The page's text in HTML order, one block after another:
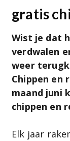
gratis
Wist je dat
verdwalen
weer
Chippen en
maand juni
chippen en
Elk jaar